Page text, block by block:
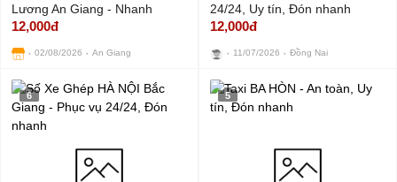
Lương An Giang - Nhanh
chóng, Giá rẻ
12,000đ
02/08/2026 An Giang
24/24, Uy tín, Đón nhanh
12,000đ
11/07/2026 Đồng Nai
6 5